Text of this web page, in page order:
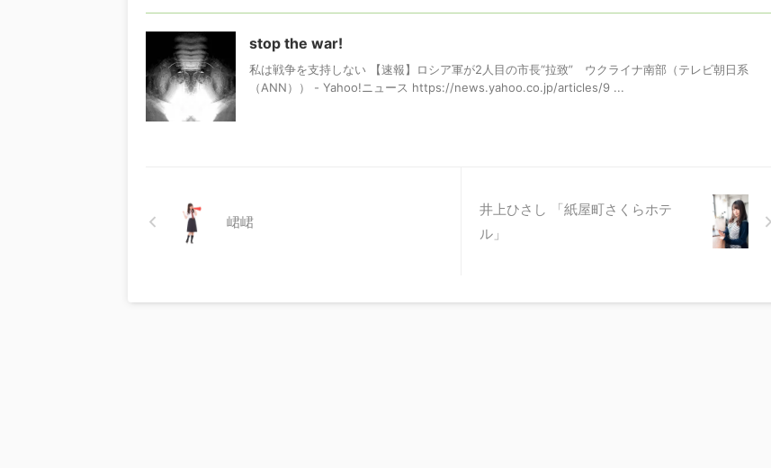
stop the war!
私は戦争を支持しない 【速報】ロシア軍が2人目の市長“拉致” ウクライナ南部（テレビ朝日系
（ANN）） - Yahoo!ニュース https://news.yahoo.co.jp/articles/9 ...
峮峮
井上ひさし 「紙屋町さくらホテ
ル」